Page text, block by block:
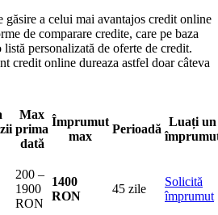
găsire a celui mai avantajos credit online
de comparare credite, care pe baza
personalizată de oferte de credit.
credit online dureaza astfel doar câteva
Max
prima
dată
Împrumut
max
Perioadă
Luați un
200 –
1900
RON
1400
RON
45 zile
Solicită
împrumut